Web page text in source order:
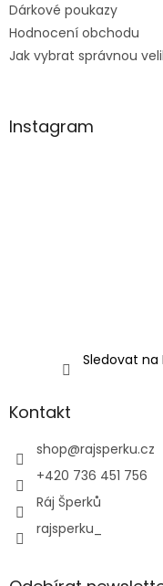
Dárkové poukazy
Hodnocení obchodu
Jak vybrat správnou
Instagram
Sledovat
Kontakt
shop@rajsperku.cz
+420 736 451 756
Ráj Šperků
rajsperku_